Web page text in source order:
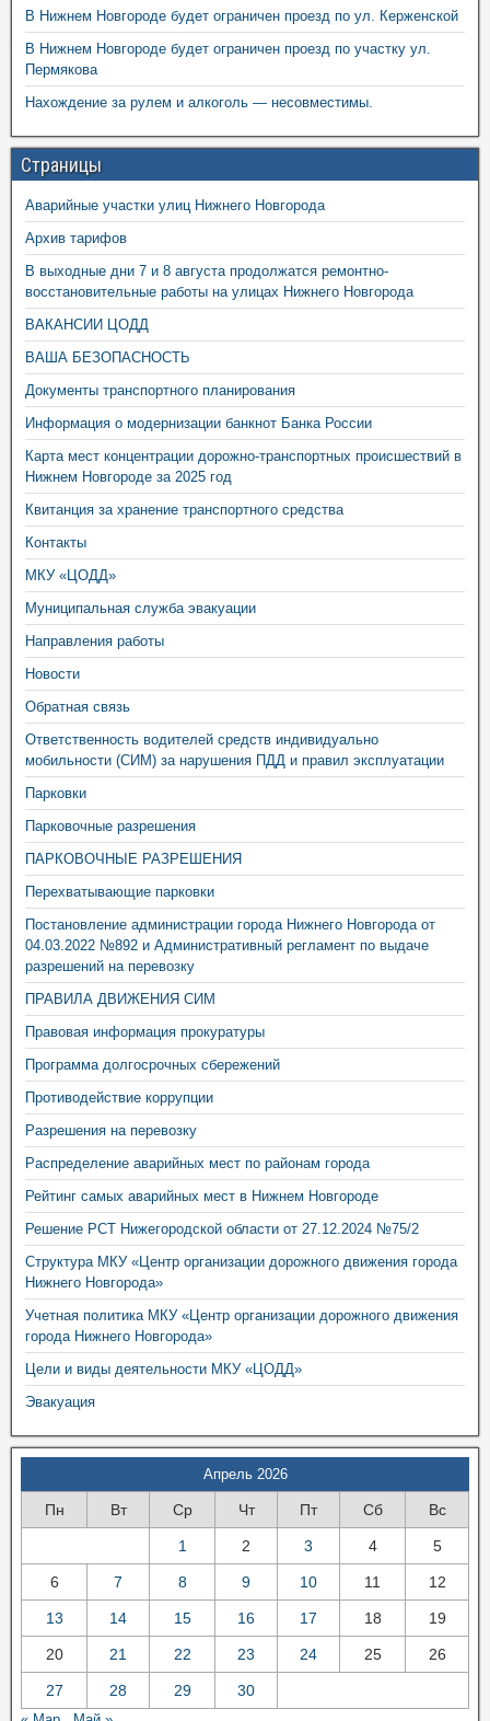
В Нижнем Новгороде будет ограничен проезд по ул. Керженской
В Нижнем Новгороде будет ограничен проезд по участку ул.
Пермякова
Нахождение за рулем и алкоголь — несовместимы.
Страницы
Аварийные участки улиц Нижнего Новгорода
Архив тарифов
В выходные дни 7 и 8 августа продолжатся ремонтно-
восстановительные работы на улицах Нижнего Новгорода
ВАКАНСИИ ЦОДД
ВАША БЕЗОПАСНОСТЬ
Документы транспортного планирования
Информация о модернизации банкнот Банка России
Карта мест концентрации дорожно-транспортных происшествий в
Нижнем Новгороде за 2025 год
Квитанция за хранение транспортного средства
Контакты
МКУ «ЦОДД»
Муниципальная служба эвакуации
Направления работы
Новости
Обратная связь
Ответственность водителей средств индивидуально
мобильности (СИМ) за нарушения ПДД и правил эксплуатации
Парковки
Парковочные разрешения
ПАРКОВОЧНЫЕ РАЗРЕШЕНИЯ
Перехватывающие парковки
Постановление администрации города Нижнего Новгорода от
04.03.2022 №892 и Административный регламент по выдаче
разрешений на перевозку
ПРАВИЛА ДВИЖЕНИЯ СИМ
Правовая информация прокуратуры
Программа долгосрочных сбережений
Противодействие коррупции
Разрешения на перевозку
Распределение аварийных мест по районам города
Рейтинг самых аварийных мест в Нижнем Новгороде
Решение РСТ Нижегородской области от 27.12.2024 №75/2
Структура МКУ «Центр организации дорожного движения города
Нижнего Новгорода»
Учетная политика МКУ «Центр организации дорожного движения
города Нижнего Новгорода»
Цели и виды деятельности МКУ «ЦОДД»
Эвакуация
Апрель 2026
Пн Вт Ср Чт Пт Сб Вс
1 2 3 4 5
6 7 8 9 10 11 12
13 14 15 16 17 18 19
20 21 22 23 24 25 26
27 28 29 30